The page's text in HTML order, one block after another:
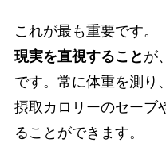
これが最も重要です。
現実を直視すること が
です。常に体重を測り
摂取カロリーのセーブ
ることができます。